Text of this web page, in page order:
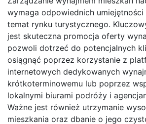
wymaga odpowiednich
temat rynku turystycznego.
jest skuteczna promocja oferty
pozwoli dotrzeć do potencjalnych
osiągnąć poprzez korzystanie z
internetowych dedykowanych
krótkoterminowemu lub poprzez
lokalnymi biurami podróży i
Ważne jest również utrzymanie
mieszkania oraz dbanie o jego